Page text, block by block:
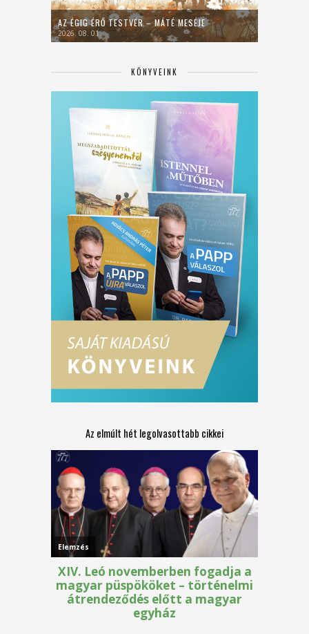
AZ ÉGIG ÉRŐ TESTVÉR – MÁTÉ MESÉJE
2026. 08. 01.
KÖNYVEINK
Az elmúlt hét legolvasottabb cikkei